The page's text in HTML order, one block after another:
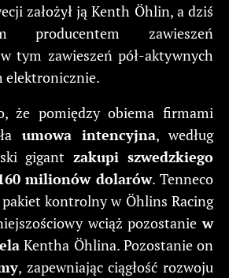
założył ją Kenth Öhlin, a dziś
producentem zawieszeń
tym zawieszeń pół-aktywnych
elektronicznie.
że pomiędzy obiema firmami
umowa intencyjna, według
gigant zakupi szwedzkiego
milionów dolarów. Tenneco
pakiet kontrolny w Öhlins Racing
wciąż pozostaniew
Kentha Öhlina. Pozostanie on
, zapewniając ciągłość rozwoju